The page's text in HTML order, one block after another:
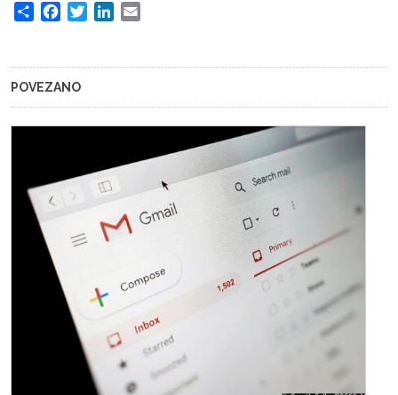
Share FacebookTwitterLinkedIn
POVEZANO